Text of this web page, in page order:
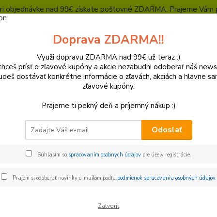
objednávke nad 99€ získate poštovné ZDARMA. Prajeme Vám
Ochrana súkromia
Hľadať
(Po-
chladičov SX/SXF/XC-F 16-
Doprava ZDARMA!!
Využi dopravu ZDARMA nad 99€ už teraz :)
prísť o zľavové kupóny a akcie nezabudni odoberať náš
dostávať konkrétne informácie o zľavách, akciách a hlavne
zľavové kupóny.
Prajeme ti pekný deň a príjemný nákup :)
Odoslať
Súhlasím so spracovaním osobných údajov pre účely registrácie.
Prajem si odoberať novinky e-mailom podľa podmienok spracovania osobných údajov.
Zatvoriť